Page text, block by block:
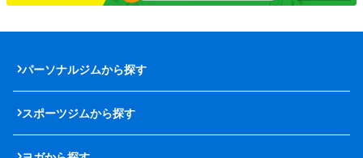
パーソナルジムから探す
スポーツジムから探す